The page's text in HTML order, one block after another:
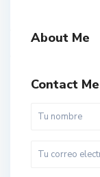
About Me
Contact Me